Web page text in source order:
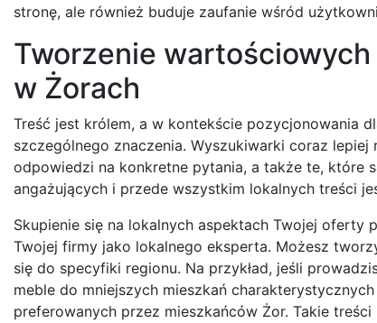
stronę, ale również buduje zaufanie wśród
Tworzenie
w Żorach
Treść jest królem, a w kontekście pozycjonowania
szczególnego znaczenia. Wyszukiwarki coraz
odpowiedzi na konkretne pytania, a także te, które
angażujących i przede wszystkim lokalnych treści
Skupienie się na lokalnych aspektach Twojej
Twojej firmy jako lokalnego eksperta. Możesz
się do specyfiki regionu. Na przykład, jeśli
meble do mniejszych mieszkań
preferowanych przez mieszkańców Żor. Takie